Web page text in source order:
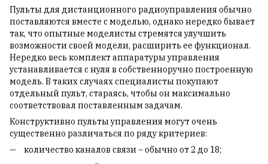
Пульты для дистанционного радиоуправления обычно
поставляются вместе с моделью, однако нередко бывает
так, что опытные моделисты стремятся улучшить
возможности своей модели, расширить ее функционал.
Нередко весь комплект аппаратуры управления
устанавливается с нуля в собственноручно построенную
модель. В таких случаях специалисты покупают
отдельный пульт, стараясь, чтобы он максимально
соответствовал поставленным задачам.
Конструктивно пульты управления могут очень
существенно различаться по ряду критериев:
количество каналов связи – обычно от 2 до 18;